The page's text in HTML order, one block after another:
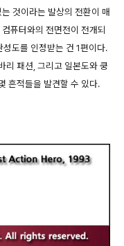
것이라는 발상의 전환이 매
퓨터와의 전면전이 전개되
도를 인정받는 건 1편이다.
리 패션, 그리고 일본도와 쿵
흔적들을 발견할 수 있다.